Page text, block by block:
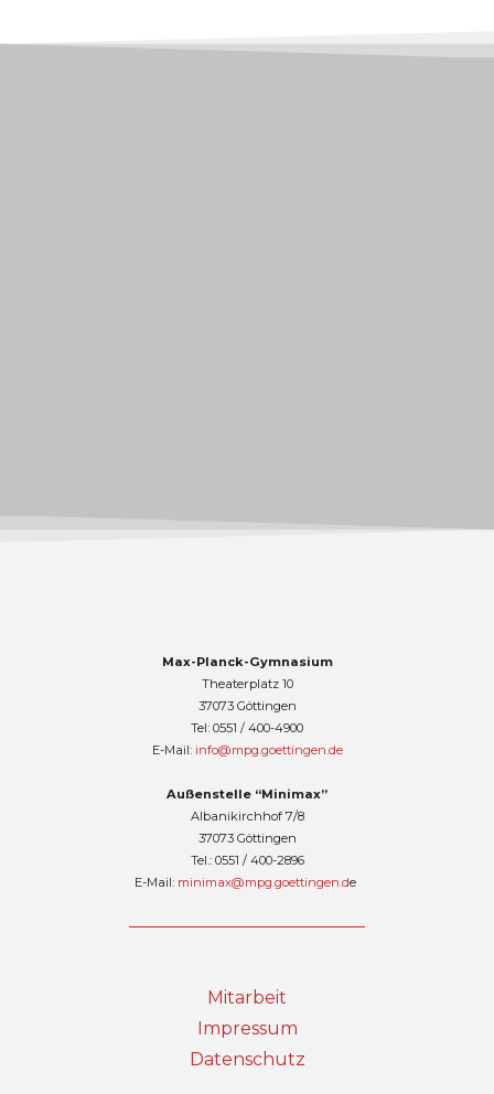
Max-Planck-Gymnasium
Theaterplatz 10
37073 Göttingen
Tel: 0551 / 400-4900
E-Mail: info@mpg.goettingen.de
Außenstelle “Minimax”
Albanikirchhof 7/8
37073 Göttingen
Tel.: 0551 / 400-2896
E-Mail: minimax@mpg.goettingen.de
Mitarbeit
Impressum
Datenschutz